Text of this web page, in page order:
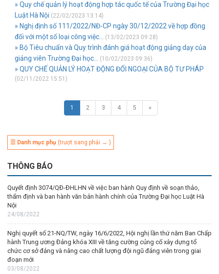
» Quy chế quản lý hoạt động hợp tác quốc tế của Trường Đại học
Luật Hà Nội (22/02/2023 13:14)
» Nghị định số 111/2022/NĐ-CP ngày 30/12/2022 về hợp đồng
đối với một số loại công việc...
(13/02/2023 09:28)
» Bộ Tiêu chuẩn và Quy trình đánh giá hoạt động giảng dạy của
giảng viên Trường Đại học...
(10/02/2023 09:36)
» QUY CHẾ QUẢN LÝ HOẠT ĐỘNG ĐỐI NGOẠI CỦA BỘ TƯ PHÁP
(02/11/2022 15:51)
1 2 3 4 5 »
☰ Danh mục phụ (trượt sang phải → )
THÔNG BÁO
Quyết định 3074/QĐ-ĐHLHN về việc ban hành Quy định về soạn thảo,
thẩm định và ban hành văn bản hành chính của Trường Đại học Luật Hà
Nội
24/08/2022
Nghị quyết số 21-NQ/TW, ngày 16/6/2022, Hội nghị lần thứ năm Ban Chấp
hành Trung ương Đảng khóa XIII về tăng cường củng cố xây dựng tổ
chức cơ sở đảng và nâng cao chất lượng đội ngũ đảng viên trong giai
đoạn mới
03/08/2022